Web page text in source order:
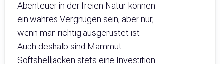
Abenteuer in der freien Natur können
ein wahres Vergnügen sein, aber nur,
wenn man richtig ausgerüstet ist.
Auch deshalb sind Mammut
Softshelljacken stets eine Investition